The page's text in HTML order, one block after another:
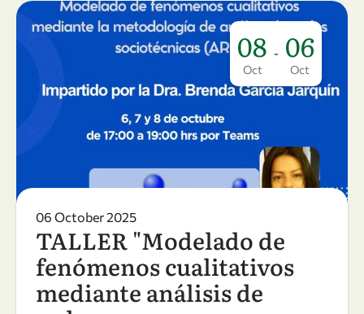
08
Oct
- 06
Oct
06 October 2025
TALLER "Modelado de
fenómenos cualitativos
mediante análisis de